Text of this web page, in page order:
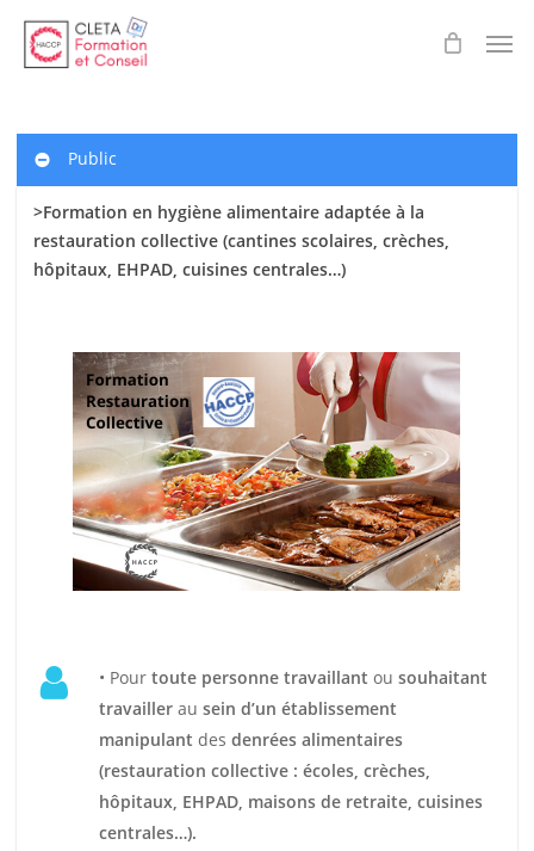
main
Public
>Formation en hygiène alimentaire adaptée à la
restauration collective (cantines scolaires, crèches,
hôpitaux, EHPAD, cuisines centrales…)
• Pour toute personne travaillant ou souhaitant
travailler au sein d’un établissement
manipulant des denrées alimentaires
(restauration collective : écoles, crèches,
hôpitaux, EHPAD, maisons de retraite, cuisines
centrales…).